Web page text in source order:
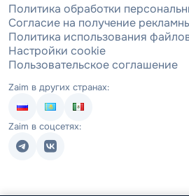
Политика обработки
Согласие на получение
Политика использования
Настройки cookie
Пользовательское соглашение
Zaim в других странах:
Zaim в соцсетях: